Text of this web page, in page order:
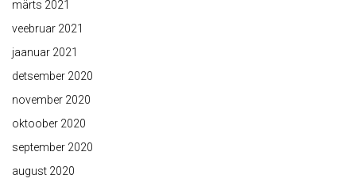
märts 2021
veebruar 2021
jaanuar 2021
detsember 2020
november 2020
oktoober 2020
september 2020
august 2020